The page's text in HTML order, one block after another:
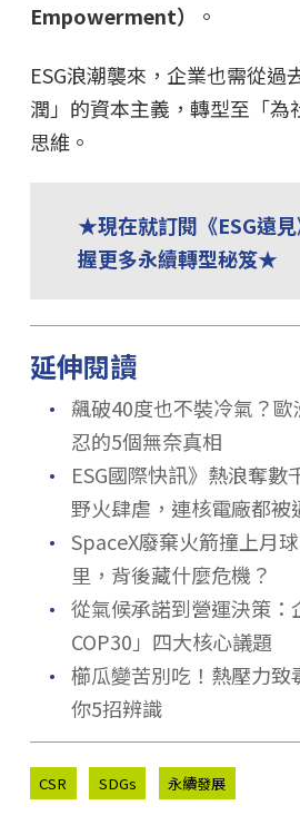
Empowerment）
。
ESG浪潮襲來，企業也需從過
潤」的資本主義，轉型至「為
思維。
★現在就訂閱《ESG遠
握更多永續轉型秘笈★
延伸閱讀
．
飆破40度也不裝冷氣？
忍的5個無奈真相
．
ESG國際快訊》熱浪奪數
野火肆虐，連核電廠都被
． SpaceX廢棄火箭撞上月
里，背後藏什麼危機？
． 從氣候承諾到營運決策：
COP30」四大核心議題
． 櫛瓜變苦別吃！熱壓力致
你5招辨識
CSR SDGs 永續發展